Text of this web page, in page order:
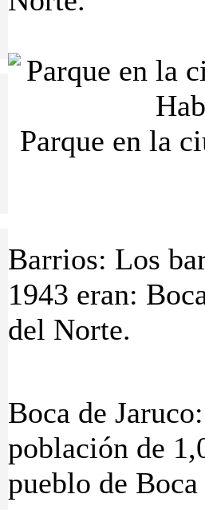
Parque en la
Barrios: Los
1943 eran:
del Norte.
Boca de
población de
pueblo de